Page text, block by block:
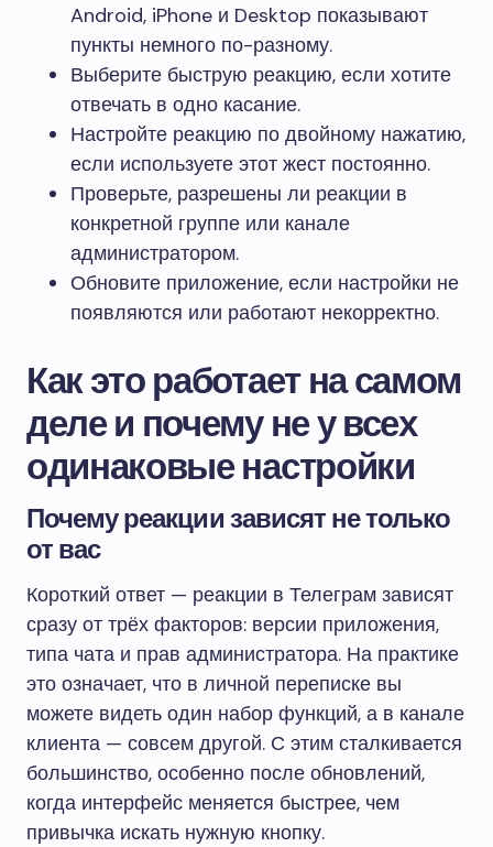
Android, iPhone и Desktop показывают
пункты немного по-разному.
Выберите быструю реакцию, если хотите
отвечать в одно касание.
Настройте реакцию по двойному нажатию,
если используете этот жест постоянно.
Проверьте, разрешены ли реакции в
конкретной группе или канале
администратором.
Обновите приложение, если настройки не
появляются или работают некорректно.
Как это работает на самом
деле и почему не у всех
одинаковые настройки
Почему реакции зависят не только
от вас
Короткий ответ — реакции в Телеграм зависят
сразу от трёх факторов: версии приложения,
типа чата и прав администратора. На практике
это означает, что в личной переписке вы
можете видеть один набор функций, а в канале
клиента — совсем другой. С этим сталкивается
большинство, особенно после обновлений,
когда интерфейс меняется быстрее, чем
привычка искать нужную кнопку.